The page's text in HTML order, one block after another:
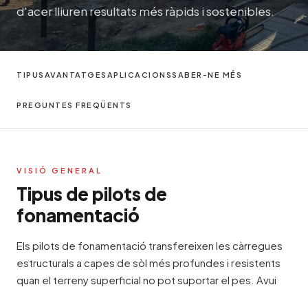
d'acer lliuren resultats més ràpids i sostenibles.
TIPUS AVANTATGES APLICACIONSSABER-NE MÉS
PREGUNTES FREQÜENTS
VISIÓ GENERAL
Tipus de pilots de
fonamentació
Els pilots de fonamentació transfereixen les càrregues
estructurals a capes de sòl més profundes i resistents
quan el terreny superficial no pot suportar el pes. Avui